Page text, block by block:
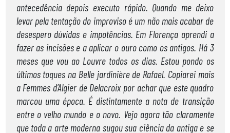
antecedência depois executo rápido. Quando me deixo
levar pela tentação do improviso é um não mais acabar de
desespero dúvidas e impotências. Em Florença aprendi a
fazer as incisões e a aplicar o ouro como os antigos. Há 3
meses que vou ao Louvre todos os dias. Estou pondo os
últimos toques na Belle jardinière de Rafael. Copiarei mais
a Femmes d’Algier de Delacroix por achar que este quadro
marcou uma época. É distintamente a nota de transição
entre o velho mundo e o novo. Vejo agora tão claramente
que toda a arte moderna sugou sua ciência da antiga e se